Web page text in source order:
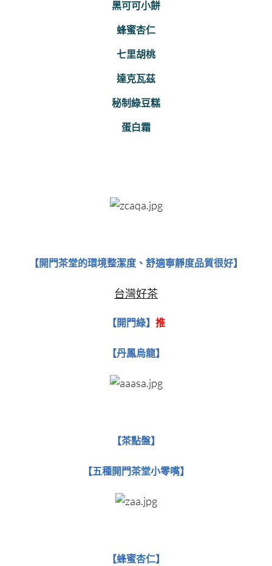
黑可可小餅
蜂蜜杏仁
七里胡桃
達克瓦茲
秘制綠豆糕
蛋白霜
【開門茶堂的環境整潔度、舒適寧靜度品質很好】
台灣好茶
【開門綠】 推
【丹鳳烏龍】
【茶點盤】
【五種開門茶堂小零嘴​​】
【蜂蜜杏仁​​​​​​​】